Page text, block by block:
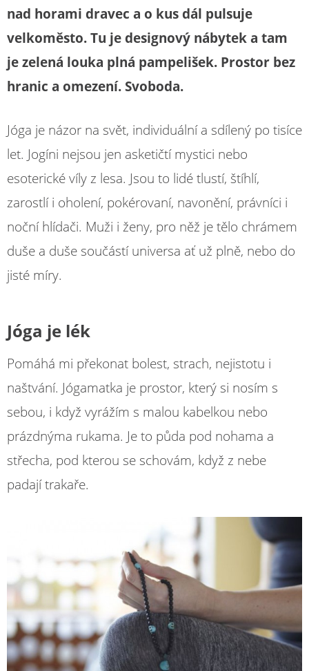
nad horami dravec a o kus dál pulsuje
velkoměsto. Tu je designový nábytek a tam
je zelená louka plná pampelišek. Prostor bez
hranic a omezení. Svoboda.
Jóga je názor na svět, individuální a sdílený po tisíce
let. Jogíni nejsou jen asketičtí mystici nebo
esoterické víly z lesa. Jsou to lidé tlustí, štíhlí,
zarostlí i oholení, pokérovaní, navonění, právníci i
noční hlídači. Muži i ženy, pro něž je tělo chrámem
duše a duše součástí universa ať už plně, nebo do
jisté míry.
Jóga je lék
Pomáhá mi překonat bolest, strach, nejistotu i
naštvání. Jógamatka je prostor, který si nosím s
sebou, i když vyrážím s malou kabelkou nebo
prázdnýma rukama. Je to půda pod nohama a
střecha, pod kterou se schovám, když z nebe
padají trakaře.